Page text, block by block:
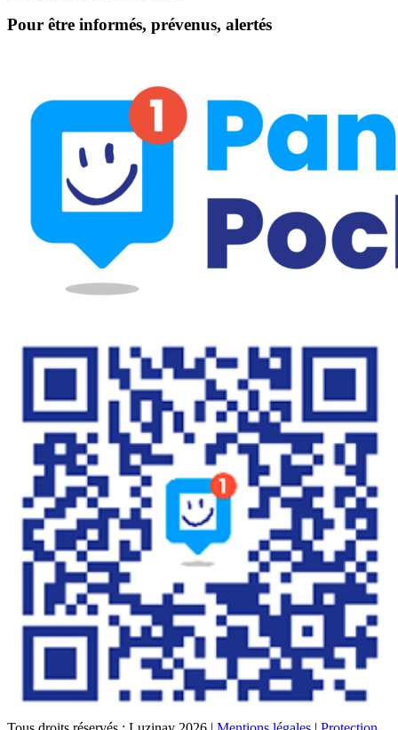
Pour être informés, prévenus, alertés